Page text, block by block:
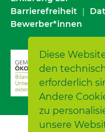
Diese
den
erforderlich
Andere
zu
unsere
Barrierefreiheit｜
Bewerber*innen